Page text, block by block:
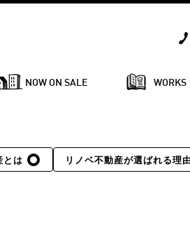
NOW ON SALE WORKS
とは リノベ不動産が選ばれる理